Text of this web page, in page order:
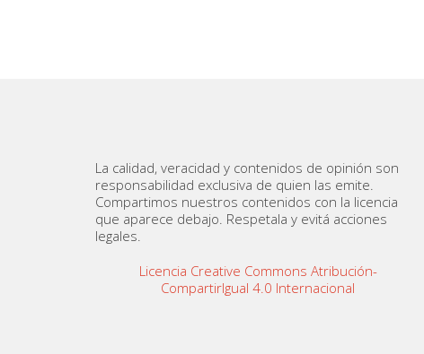
La calidad, veracidad y contenidos de opinión son
responsabilidad exclusiva de quien las emite.
Compartimos nuestros contenidos con la licencia
que aparece debajo. Respetala y evitá acciones
legales.
Licencia Creative Commons Atribución-
CompartirIgual 4.0 Internacional